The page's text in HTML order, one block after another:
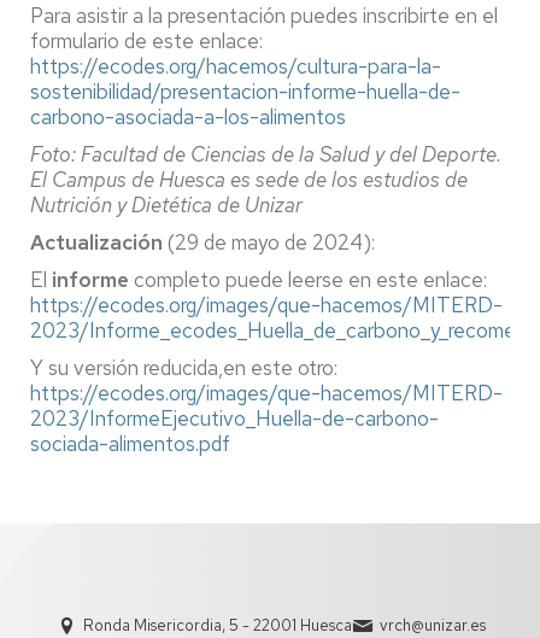
Para asistir a la presentación puedes inscribirte en el
formulario de este enlace:
https://ecodes.org/hacemos/cultura-para-la-
sostenibilidad/presentacion-informe-huella-de-
carbono-asociada-a-los-alimentos
Foto: Facultad de Ciencias de la Salud y del Deporte.
El Campus de Huesca es sede de los estudios de
Nutrición y Dietética de Unizar
Actualización (29 de mayo de 2024):
El informe completo puede leerse en este enlace:
https://ecodes.org/images/que-hacemos/MITERD-
2023/
Y su versión reducida,en este otro:
https://ecodes.org/images/que-hacemos/MITERD-
2023/InformeEjecutivo_Huella-de-carbono-
sociada-alimentos.pdf
Ronda Misericordia, 5 - 22001 Huesca vrch@unizar.es